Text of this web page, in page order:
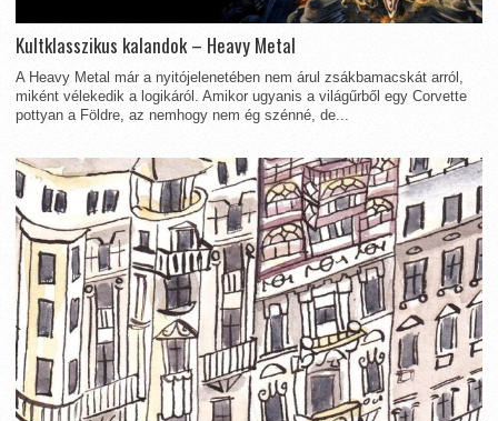
Kultklasszikus kalandok – Heavy Metal
A Heavy Metal már a nyitójelenetében nem árul zsákbamacskát arról,
miként vélekedik a logikáról. Amikor ugyanis a világűrből egy Corvette
pottyan a Földre, az nemhogy nem ég szénné, de...